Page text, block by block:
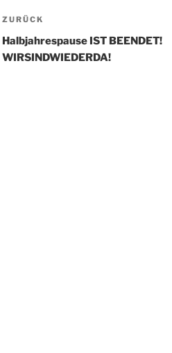
Beitragsnavigation
Vorheriger
Beitrag
ZURÜCK
Halbjahrespause IST BEENDET!
WIRSINDWIEDERDA!